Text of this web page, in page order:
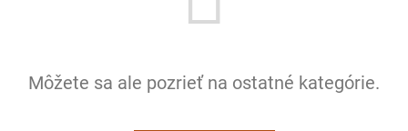
Môžete sa ale pozrieť na ostatné kategórie.